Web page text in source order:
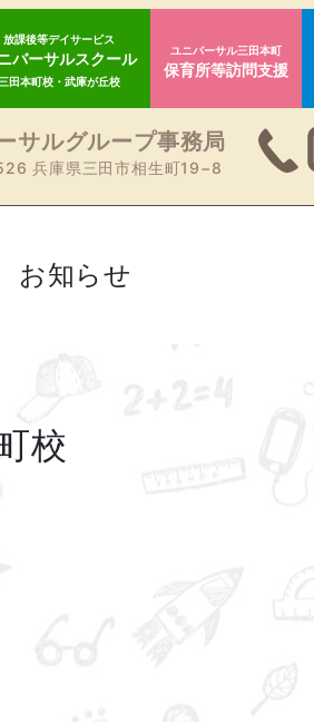
放課後等デイサービス
バーサルスクール
田本町校・武庫が丘校
ユニバーサル三田本町
保育所等訪問支援
サルグループ事務局
兵庫県三田市相生町19−8
お知らせ
校